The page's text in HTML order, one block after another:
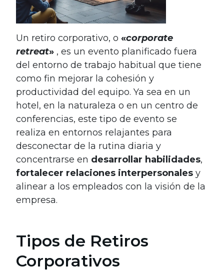
Un retiro corporativo, o «corporate
retreat» , es un evento planificado fuera
del entorno de trabajo habitual que tiene
como fin mejorar la cohesión y
productividad del equipo. Ya sea en un
hotel, en la naturaleza o en un centro de
conferencias, este tipo de evento se
realiza en entornos relajantes para
desconectar de la rutina diaria y
concentrarse en desarrollar habilidades,
fortalecer relaciones interpersonales y
alinear a los empleados con la visión de la
empresa.
Tipos de Retiros
Corporativos